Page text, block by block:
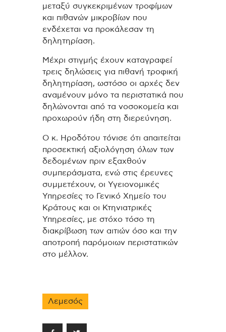
μεταξύ συγκεκριμένων τροφίμων
και πιθανών μικροβίων που
ενδέχεται να προκάλεσαν τη
δηλητηρίαση.
Μέχρι στιγμής έχουν καταγραφεί
τρεις δηλώσεις για πιθανή τροφική
δηλητηρίαση, ωστόσο οι αρχές δεν
αναμένουν μόνο τα περιστατικά που
δηλώνονται από τα νοσοκομεία και
προχωρούν ήδη στη διερεύνηση.
Ο κ. Ηροδότου τόνισε ότι απαιτείται
προσεκτική αξιολόγηση όλων των
δεδομένων πριν εξαχθούν
συμπεράσματα, ενώ στις έρευνες
συμμετέχουν, οι Υγειονομικές
Υπηρεσίες το Γενικό Χημείο του
Κράτους και οι Κτηνιατρικές
Υπηρεσίες, με στόχο τόσο τη
διακρίβωση των αιτιών όσο και την
αποτροπή παρόμοιων περιστατικών
στο μέλλον.
Λεμεσός